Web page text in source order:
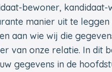
bewoner,
manier uit te
aan wie wij die
van onze relatie. In dit
gegevens in de